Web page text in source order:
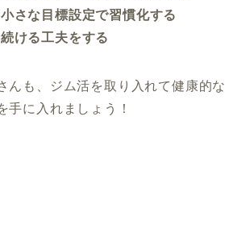
さな目標設定で習慣化する
ける工夫をする
んも、ジム活を取り入れて健康的な
手に入れましょう！